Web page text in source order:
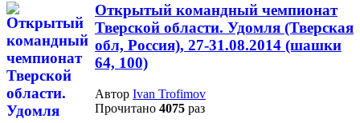
Открытый командный чемпионат
Тверской области. Удомля (Тверская
обл, Россия), 27-31.08.2014 (шашки
64, 100)
Автор Ivan Trofimov
Прочитано 4075 раз